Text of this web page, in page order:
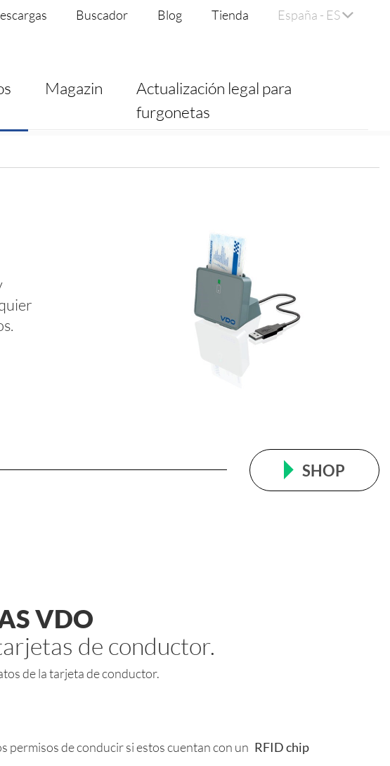
Buscador Blog Tienda España - ES
Magazin
Actualización legal para
furgonetas
SHOP
VDO
de conductor.
de la tarjeta de conductor.
permisos de conducir si estos cuentan con un RFID chip